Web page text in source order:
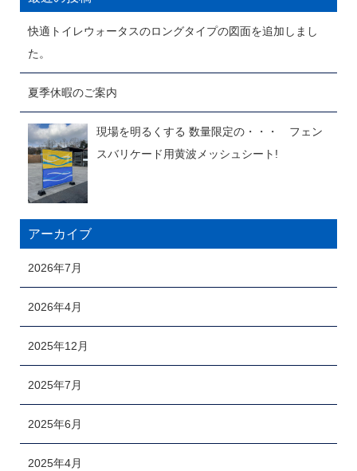
快適トイレウォータスのロングタイプの図面を追加しまし
た。
夏季休暇のご案内
現場を明るくする 数量限定の・・・ フェン
スバリケード用黄波メッシュシート!
アーカイブ
2026年7月
2026年4月
2025年12月
2025年7月
2025年6月
2025年4月